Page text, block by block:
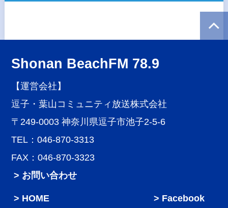
Shonan BeachFM 78.9
【運営会社】
逗子・葉山コミュニティ放送株式会社
〒249-0003 神奈川県逗子市池子2-5-6
TEL：046-870-3313
FAX：046-870-3323
> お問い合わせ
HOME
Facebook